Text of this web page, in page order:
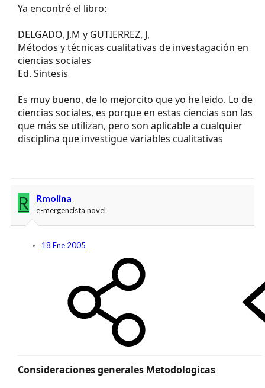
Ya encontré el libro:
DELGADO, J.M y GUTIERREZ, J,
Métodos y técnicas cualitativas de investagación en
ciencias sociales
Ed. Sintesis
Es muy bueno, de lo mejorcito que yo he leido. Lo de
ciencias sociales, es porque en estas ciencias son las
que más se utilizan, pero son aplicable a cualquier
disciplina que investigue variables cualitativas
R Rmolina
e-mergencista novel
18 Ene 2005
Consideraciones generales Metodologicas